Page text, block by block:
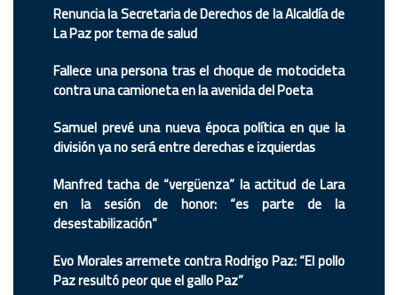
Renuncia la Secretaria de Derechos de la Alcaldía de
La Paz por tema de salud
Fallece una persona tras el choque de motocicleta
contra una camioneta en la avenida del Poeta
Samuel prevé una nueva época política en que la
división ya no será entre derechas e izquierdas
Manfred tacha de “vergüenza” la actitud de Lara
en la sesión de honor: “es parte de la
desestabilización”
Evo Morales arremete contra Rodrigo Paz: “El pollo
Paz resultó peor que el gallo Paz”